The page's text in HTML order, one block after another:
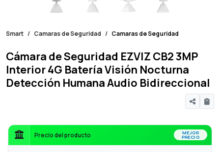
Smart Camaras de Seguridad Camaras de Seguridad
Cámara de Seguridad EZVIZ CB2 3MP
Interior 4G Batería Visión Nocturna
Detección Humana Audio Bidireccional
Precio del producto MEJOR
PRECIO